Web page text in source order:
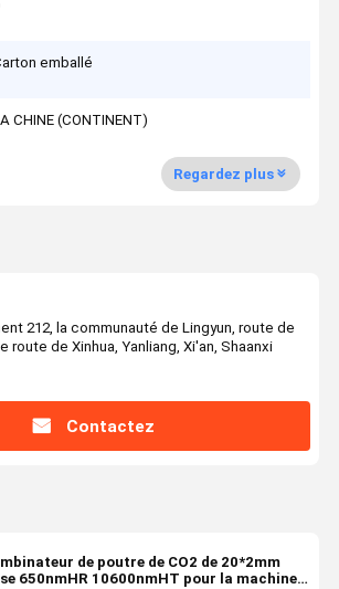
emballé
CHINE (CONTINENT)
Regardez plus
212, la communauté de Lingyun, route de
route de Xinhua, Yanliang, Xi'an, Shaanxi
Contactez
de poutre de CO2 de 20*2mm
650nmHR 10600nmHT pour la machine